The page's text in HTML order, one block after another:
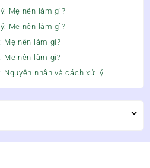
Mẹ nên làm gì?
Mẹ nên làm gì?
Mẹ nên làm gì?
Mẹ nên làm gì?
Nguyên nhân và cách xử lý